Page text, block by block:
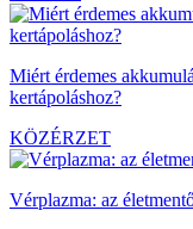
Miért érdemes
kertápoláshoz?
KÖZÉRZET
Vérplazma: az